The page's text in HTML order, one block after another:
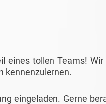
eines tollen Teams!
kennenzulernen.
eingeladen. Gerne